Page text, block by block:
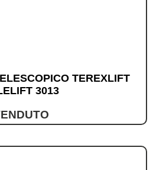
TEREXLIFT
3013